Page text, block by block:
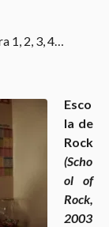
1, 2, 3, 4…
Esco
la de
Rock
(Scho
ol of
Rock,
2003